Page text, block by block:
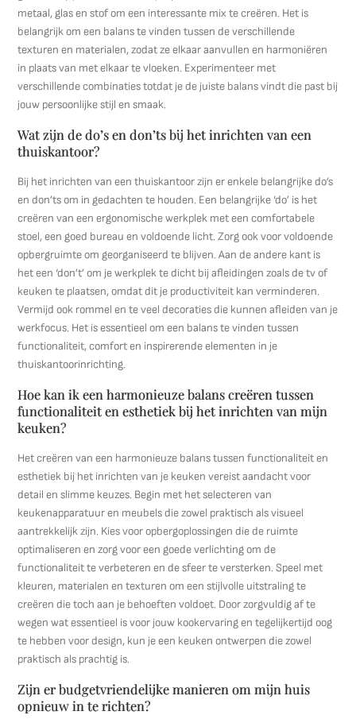
metaal, glas en stof om een interessante mix te creëren. Het is
belangrijk om een balans te vinden tussen de verschillende
texturen en materialen, zodat ze elkaar aanvullen en harmoniëren
in plaats van met elkaar te vloeken. Experimenteer met
verschillende combinaties totdat je de juiste balans vindt die past bij
jouw persoonlijke stijl en smaak.
Wat zijn de do’s en don’ts bij het inrichten van een
thuiskantoor?
Bij het inrichten van een thuiskantoor zijn er enkele belangrijke do’s
en don’ts om in gedachten te houden. Een belangrijke ‘do’ is het
creëren van een ergonomische werkplek met een comfortabele
stoel, een goed bureau en voldoende licht. Zorg ook voor voldoende
opbergruimte om georganiseerd te blijven. Aan de andere kant is
het een ‘don’t’ om je werkplek te dicht bij afleidingen zoals de tv of
keuken te plaatsen, omdat dit je productiviteit kan verminderen.
Vermijd ook rommel en te veel decoraties die kunnen afleiden van je
werkfocus. Het is essentieel om een balans te vinden tussen
functionaliteit, comfort en inspirerende elementen in je
thuiskantoorinrichting.
Hoe kan ik een harmonieuze balans creëren tussen
functionaliteit en esthetiek bij het inrichten van mijn
keuken?
Het creëren van een harmonieuze balans tussen functionaliteit en
esthetiek bij het inrichten van je keuken vereist aandacht voor
detail en slimme keuzes. Begin met het selecteren van
keukenapparatuur en meubels die zowel praktisch als visueel
aantrekkelijk zijn. Kies voor opbergoplossingen die de ruimte
optimaliseren en zorg voor een goede verlichting om de
functionaliteit te verbeteren en de sfeer te versterken. Speel met
kleuren, materialen en texturen om een stijlvolle uitstraling te
creëren die toch aan je behoeften voldoet. Door zorgvuldig af te
wegen wat essentieel is voor jouw kookervaring en tegelijkertijd oog
te hebben voor design, kun je een keuken ontwerpen die zowel
praktisch als prachtig is.
Zijn er budgetvriendelijke manieren om mijn huis
opnieuw in te richten?